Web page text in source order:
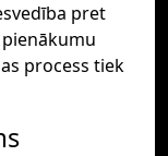
pret
process tiek